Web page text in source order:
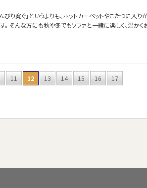
びり寛ぐ」というよりも、ホットカーペットやこたつに入
そんな方にも秋や冬でもソファと一緒に楽しく、温か
11 12 13 14 15 16
17